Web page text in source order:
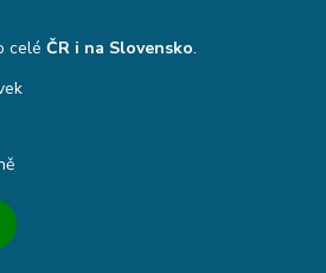
celéČR i na Slovensko.